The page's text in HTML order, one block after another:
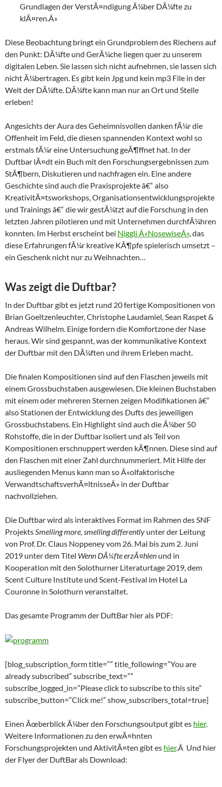
Grundlagen der VerstÃ¤ndigung Ã¼ber DÃ¼fte zu
klÃ¤ren.Â»
Diese Beobachtung bringt ein Grundproblem des Riechens auf
den Punkt: DÃ¼fte und GerÃ¼che liegen quer zu unserem
digitalen Leben. Sie lassen sich nicht aufnehmen, sie lassen sich
nicht Ã¼bertragen. Es gibt kein Jpg und kein mp3 File in der
Welt der DÃ¼fte. DÃ¼fte kann man nur an Ort und Stelle
erleben!
Angesichts der Aura des Geheimnisvollen danken fÃ¼r die
Offenheit im Feld, die diesen spannenden Kontext wohl so
erstmals fÃ¼r eine Untersuchung geÃ¶ffnet hat. In der
Duftbar lÃ¤dt ein Buch mit den Forschungsergebnissen zum
StÃ¶bern, Diskutieren und nachfragen ein. Eine andere
Geschichte sind auch die Praxisprojekte â€“ also
KreativitÃ¤tsworkshops, Organisationsentwicklungsprojekte
und Trainings â€“ die wir gestÃ¼tzt auf die Forschung in den
letzten Jahren pilotieren und mit Unternehmen durchfÃ¼hren
konnten. Im Herbst erscheint bei Niggli Â«NosewiseÂ», das
diese Erfahrungen fÃ¼r kreative KÃ¶pfe spielerisch umsetzt –
ein Geschenk nicht nur zu Weihnachten…
Was zeigt die Duftbar?
In der Duftbar gibt es jetzt rund 20 fertige Kompositionen von
Brian Goeltzenleuchter, Christophe Laudamiel, Sean Raspet &
Andreas Wilhelm. Einige fordern die Komfortzone der Nase
heraus. Wir sind gespannt, was der kommunikative Kontext
der Duftbar mit den DÃ¼ften und ihrem Erleben macht.
Die finalen Kompositionen sind auf den Flaschen jeweils mit
einem Grossbuchstaben ausgewiesen. Die kleinen Buchstaben
mit einem oder mehreren Sternen zeigen Modifikationen â€“
also Stationen der Entwicklung des Dufts des jeweiligen
Grossbuchstabens. Ein Highlight sind auch die Ã¼ber 50
Rohstoffe, die in der Duftbar isoliert und als Teil von
Kompositionen erschnuppert werden kÃ¶nnen. Diese sind auf
den Flaschen mit einer Zahl durchnummeriert. Mit Hilfe der
ausliegenden Menus kann man so Â«olfaktorische
VerwandtschaftsverhÃ¤ltnisseÂ» in der Duftbar
nachvollziehen.
Die Duftbar wird als interaktives Format im Rahmen des SNF
ProjektsSmelling more, smelling differently unter der Leitung
von Prof. Dr. Claus Noppeney vom 26. Mai bis zum 2. Juni
2019 unter dem Titel Wenn DÃ¼fte erzÃ¤hlen und in
Kooperation mit den Solothurner Literaturtage 2019, dem
Scent Culture Institute und Scent-Festival im Hotel La
Couronne in Solothurn veranstaltet.
Das gesamte Programm der DuftBar hier als PDF:
[blog_subscription_form title=”” title_following=”You are
already subscribed” subscribe_text=””
subscribe_logged_in=”Please click to subscribe to this site”
subscribe_button=”Click me!” show_subscribers_total=true]
Einen Ãœberblick Ã¼ber den Forschungsoutput gibt es hier.
Weitere Informationen zu den erwÃ¤hnten
Forschungsprojekten und AktivitÃ¤ten gibt es hier.Â Und hier
der Flyer der DuftBar als Download: